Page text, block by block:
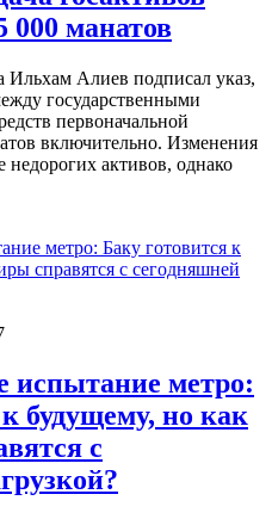
000 манатов
Ильхам Алиев подписал указ,
государственными
первоначальной
включительно. Изменения
недорогих активов, однако
испытание метро:
будущему, но как
с